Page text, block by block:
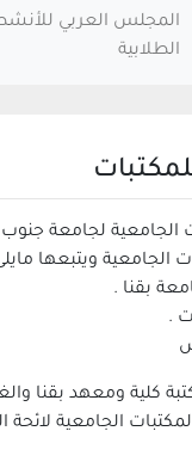
المجلس العربي
الطلابية
الجامعية لجامعة
بقنا .
.